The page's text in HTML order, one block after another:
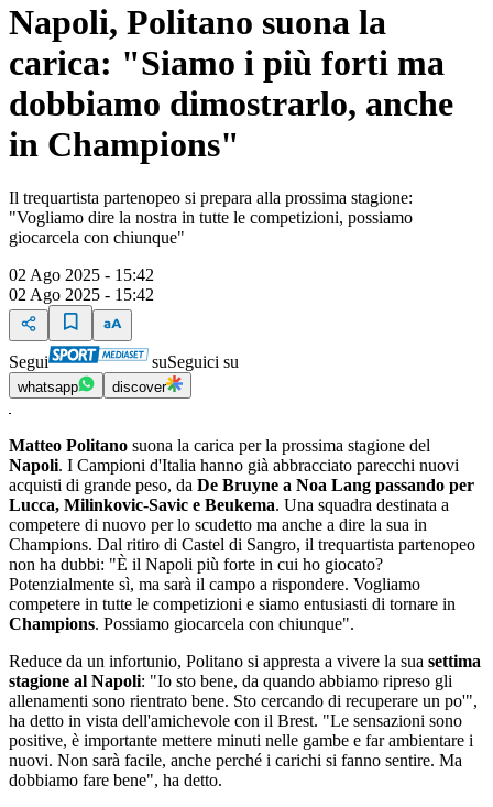
Napoli, Politano suona la
carica: "Siamo i più forti ma
dobbiamo dimostrarlo, anche
in Champions"
Il trequartista partenopeo si prepara alla prossima stagione:
"Vogliamo dire la nostra in tutte le competizioni, possiamo
giocarcela con chiunque"
02 Ago 2025 - 15:42
02 Ago 2025 - 15:42
Segui suSeguici su
whatsapp discover
Matteo Politano suona la carica per la prossima stagione del
Napoli. I Campioni d'Italia hanno già abbracciato parecchi nuovi
acquisti di grande peso, da De Bruyne a Noa Lang passando per
Lucca, Milinkovic-Savic e Beukema. Una squadra destinata a
competere di nuovo per lo scudetto ma anche a dire la sua in
Champions. Dal ritiro di Castel di Sangro, il trequartista partenopeo
non ha dubbi: "È il Napoli più forte in cui ho giocato?
Potenzialmente sì, ma sarà il campo a rispondere. Vogliamo
competere in tutte le competizioni e siamo entusiasti di tornare in
Champions. Possiamo giocarcela con chiunque".
Reduce da un infortunio, Politano si appresta a vivere la sua settima
stagione al Napoli: "Io sto bene, da quando abbiamo ripreso gli
allenamenti sono rientrato bene. Sto cercando di recuperare un po'",
ha detto in vista dell'amichevole con il Brest. "Le sensazioni sono
positive, è importante mettere minuti nelle gambe e far ambientare i
nuovi. Non sarà facile, anche perché i carichi si fanno sentire. Ma
dobbiamo fare bene", ha detto.